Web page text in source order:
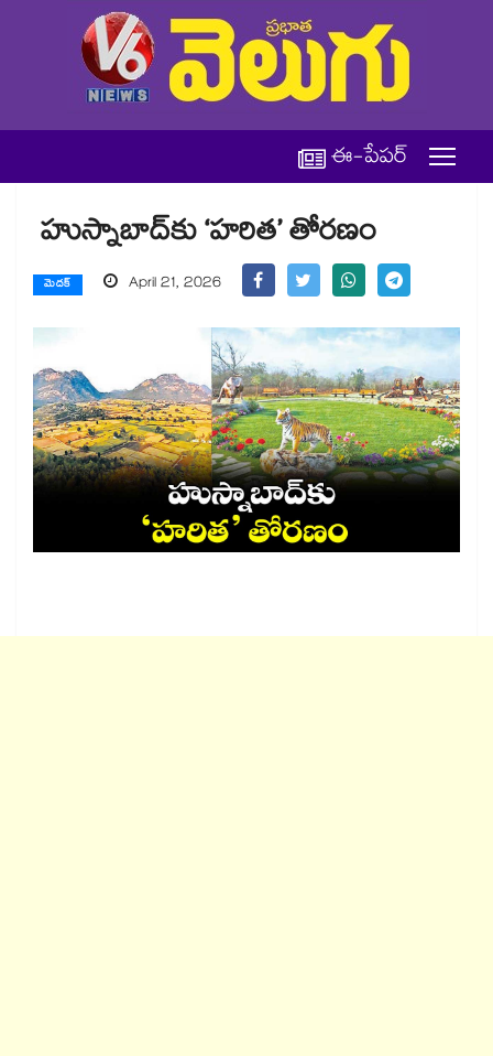
ఈ-పేపర్
హుస్నాబాద్‌‌కు ‘హరిత’ తోరణం
మెదక్ April 21, 2026